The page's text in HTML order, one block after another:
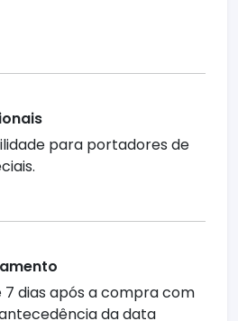
para portadores de
dias após a compra com
da data